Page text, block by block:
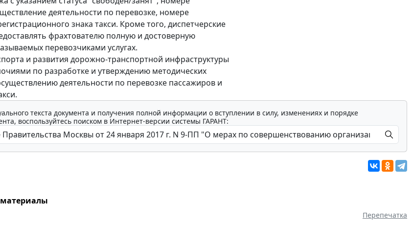
деятельности по перевозке, номере
знака такси. Кроме того, диспетчерские
фрахтователю полную и достоверную
перевозчиками услугах.
и развития дорожно-транспортной инфраструктуры
по разработке и утверждению методических
деятельности по перевозке пассажиров и
текста документа и получения полной информации о вступлении в силу, изменениях и порядке
воспользуйтесь поиском в Интернет-версии системы ГАРАНТ:
материалы
Перепечатка